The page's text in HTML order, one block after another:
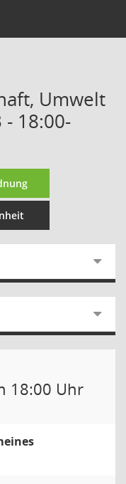
Umwelt
- 18:00-
18:00 Uhr